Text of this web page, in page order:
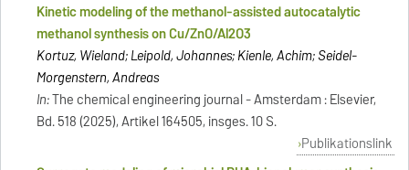
Kinetic modeling of the methanol-assisted autocatalytic
methanol synthesis on Cu/ZnO/Al2O3
Kortuz, Wieland; Leipold, Johannes; Kienle, Achim; Seidel-
Morgenstern, Andreas
In:The chemical engineering journal - Amsterdam : Elsevier,
Bd. 518 (2025), Artikel 164505, insges. 10 S.
Publikationslink